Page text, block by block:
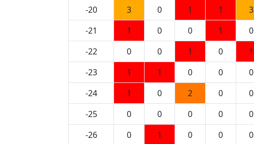
-20
3 0 1 1 3
-21
1 0 0 1 0
-22
0 0 1 0 1
-23
1 1 0 0 0
-24
1 0 2 0 0
-25
0 0 0 0 0
-26
0 1 0 0 0